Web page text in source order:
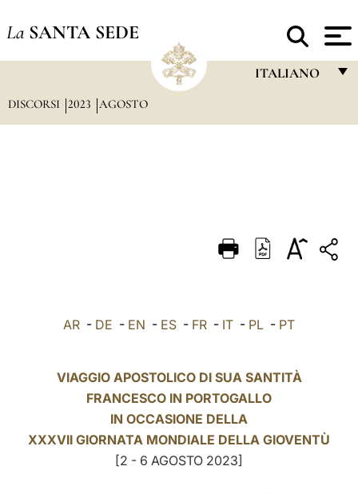
La SANTA SEDE
ITALIANO
DEUTSCH
العربيّة
LATINE
DISCORSI 2023 AGOSTO
AR - DE - EN - ES - FR - IT - PL - PT
VIAGGIO APOSTOLICO DI SUA SANTITÀ
FRANCESCO IN PORTOGALLO
IN OCCASIONE DELLA
XXXVII GIORNATA MONDIALE DELLA GIOVENTÙ
[2 - 6 AGOSTO 2023]